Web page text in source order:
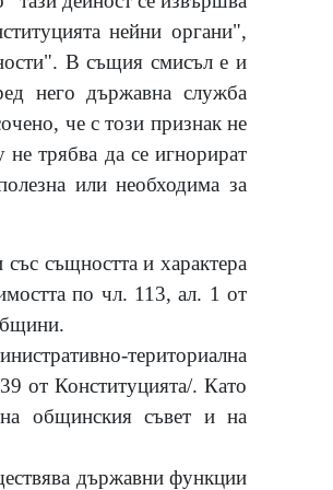
нейни органи",
В същия смисъл е и
него държавна служба
че с този признак не
трябва да се игнорират
или необходима за
същността и характера
по чл. 113, ал. 1 от
териториална
от Конституцията/. Като
общинския съвет и на
държавни функции